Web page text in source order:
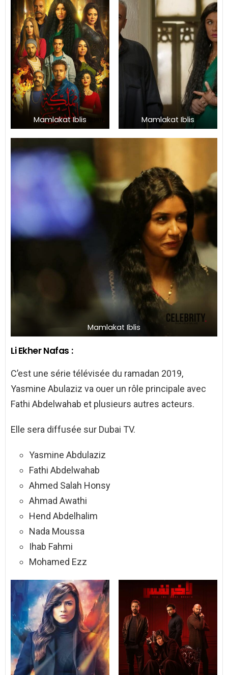
Mamlakat Iblis Mamlakat Iblis
Mamlakat Iblis
Li Ekher Nafas :
C’est une série télévisée du ramadan 2019,
Yasmine Abulaziz va ouer un rôle principale avec
Fathi Abdelwahab et plusieurs autres acteurs.
Elle sera diffusée sur Dubai TV.
Yasmine Abdulaziz
Fathi Abdelwahab
Ahmed Salah Honsy
Ahmad Awathi
Hend Abdelhalim
Nada Moussa
Ihab Fahmi
Mohamed Ezz